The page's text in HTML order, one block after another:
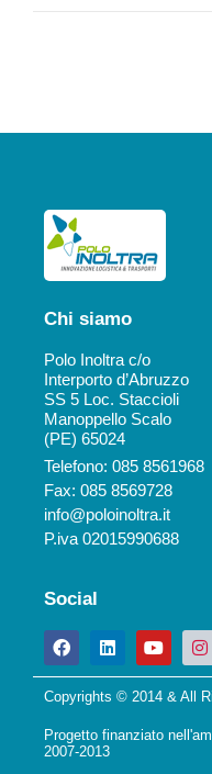
Chi siamo
Polo Inoltra c/o
Interporto d’Abruzzo
SS 5 Loc. Staccioli
Manoppello Scalo
(PE) 65024
Telefono: 085 8561968
Fax: 085 8569728
info@poloinoltra.it
P.iva 02015990688
Social
Copyrights © 2014 & All
Progetto finanziato
2007-2013